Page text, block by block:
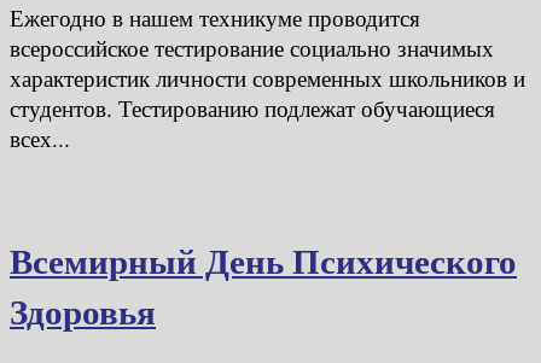
Ежегодно в нашем техникуме проводится
всероссийское тестирование социально значимых
характеристик личности современных школьников и
студентов. Тестированию подлежат обучающиеся
всех...
Всемирный День Психического
Здоровья